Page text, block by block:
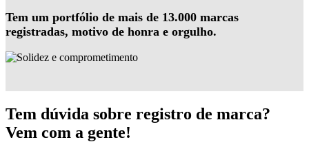
Tem um portfólio de mais de 13.000 marcas
registradas, motivo de honra e orgulho.
Tem dúvida sobre registro de marca?
Vem com a gente!